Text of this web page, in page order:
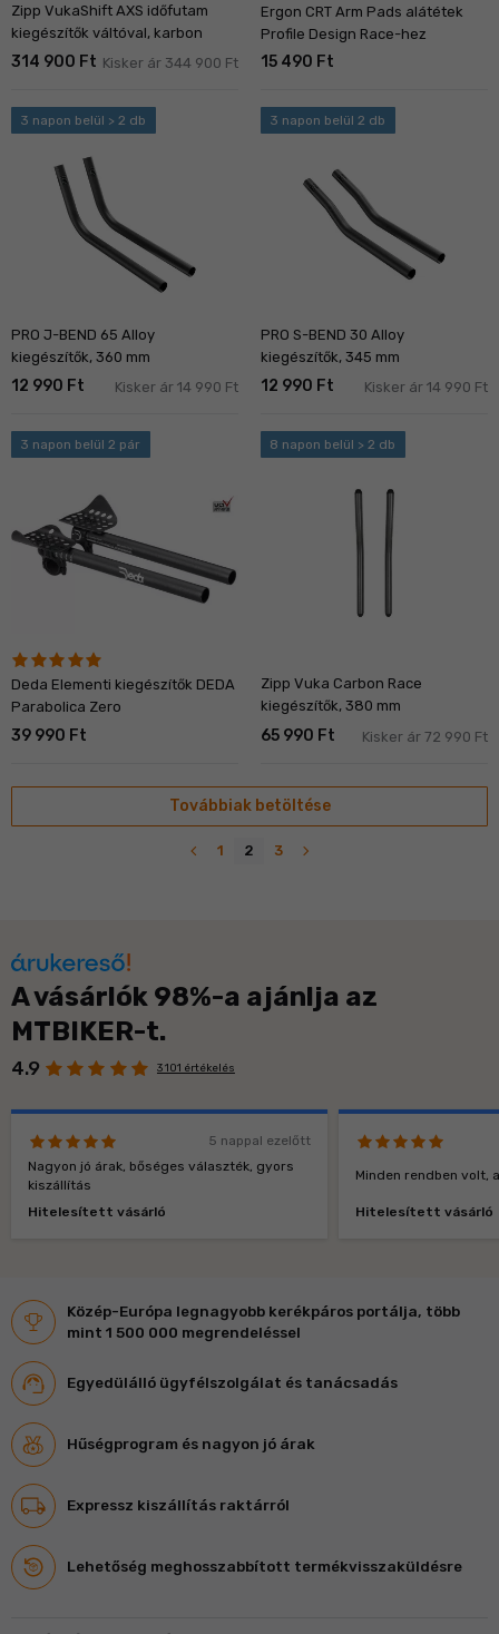
Zipp VukaShift AXS időfutam
kiegészítők váltóval, karbon
314 900 Ft Kisker ár 344 900 Ft
Ergon CRT Arm Pads alátétek
Profile Design Race-hez
15 490 Ft
3 napon belül > 2 db
PRO J-BEND 65 Alloy
kiegészítők, 360 mm
12 990 Ft Kisker ár 14 990 Ft
3 napon belül 2 db
PRO S-BEND 30 Alloy
kiegészítők, 345 mm
12 990 Ft Kisker ár 14 990 Ft
3 napon belül 2 pár
Deda Elementi kiegészítők DEDA
Parabolica Zero
39 990 Ft
8 napon belül > 2 db
Zipp Vuka Carbon Race
kiegészítők, 380 mm
65 990 Ft Kisker ár 72 990 Ft
Továbbiak betöltése
navigate_before 1 2 3 navigate_next
A vásárlók 98%-a ajánlja az
MTBIKER-t.
4.9 3 101 értékelés
5 nappal ezelőtt
Nagyon jó árak, bőséges választék, gyors
kiszállítás
Hitelesített vásárló
Minden rendben volt,
Hitelesített vásárló
Közép-Európa legnagyobb kerékpáros portálja, több
mint 1 500 000 megrendeléssel
Egyedülálló ügyfélszolgálat és tanácsadás
Hűségprogram és nagyon jó árak
Expressz kiszállítás raktárról
Lehetőség meghosszabbított termékvisszaküldésre